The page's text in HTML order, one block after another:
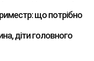
що потрібно
діти головного